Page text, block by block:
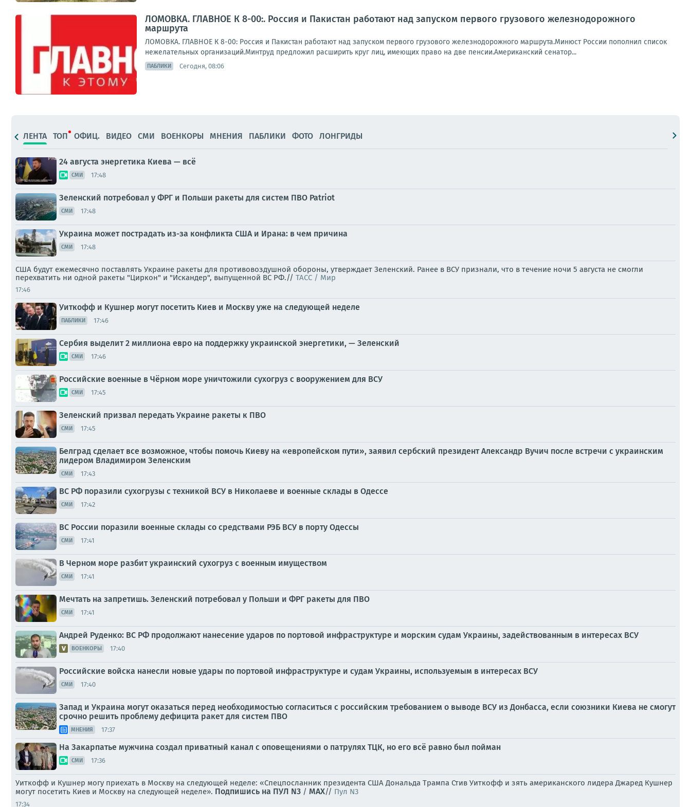
ЛОМОВКА. ГЛАВНОЕ К 8-00:. Россия и Пакистан работают над запуском первого грузового железнодорожного
маршрута
ЛОМОВКА. ГЛАВНОЕ К 8-00: Россия и Пакистан работают над запуском первого грузового железнодорожного маршрута.Минюст России пополнил список
нежелательных организаций.Минтруд предложил расширить круг лиц, имеющих право на две пенсии.Американский сенатор...
ПАБЛИКИ Сегодня, 08:06
ЛЕНТА ТОП ОФИЦ. ВИДЕО СМИ ВОЕНКОРЫ МНЕНИЯ ПАБЛИКИ ФОТО ЛОНГРИДЫ
24 августа энергетика Киева — всё
СМИ 17:48
Зеленский потребовал у ФРГ и Польши ракеты для систем ПВО Patriot
СМИ 17:48
Украина может пострадать из-за конфликта США и Ирана: в чем причина
СМИ 17:48
США будут ежемесячно поставлять Украине ракеты для противовоздушной обороны, утверждает Зеленский. Ранее в ВСУ признали, что в течение ночи 5 августа не смогли
перехватить ни одной ракеты "Циркон" и "Искандер", выпущенной ВС РФ.// ТАСС / Мир
17:46
Уиткофф и Кушнер могут посетить Киев и Москву уже на следующей неделе
ПАБЛИКИ 17:46
Сербия выделит 2 миллиона евро на поддержку украинской энергетики, — Зеленский
СМИ 17:46
Российские военные в Чёрном море уничтожили сухогруз с вооружением для ВСУ
СМИ 17:45
Зеленский призвал передать Украине ракеты к ПВО
СМИ 17:45
Белград сделает все возможное, чтобы помочь Киеву на «европейском пути», заявил сербский президент Александр Вучич после встречи с украинским
лидером Владимиром Зеленским
СМИ 17:43
ВС РФ поразили сухогрузы с техникой ВСУ в Николаеве и военные склады в Одессе
СМИ 17:42
ВС России поразили военные склады со средствами РЭБ ВСУ в порту Одессы
СМИ 17:41
В Черном море разбит украинский сухогруз с военным имуществом
СМИ 17:41
Мечтать на запретишь. Зеленский потребовал у Польши и ФРГ ракеты для ПВО
СМИ 17:41
Андрей Руденко: ВС РФ продолжают нанесение ударов по портовой инфраструктуре и морским судам Украины, задействованным в интересах ВСУ
ВОЕНКОРЫ 17:40
Российские войска нанесли новые удары по портовой инфраструктуре и судам Украины, используемым в интересах ВСУ
СМИ 17:40
Запад и Украина могут оказаться перед необходимостью согласиться с российским требованием о выводе ВСУ из Донбасса, если союзники Киева не смогут
срочно решить проблему дефицита ракет для систем ПВО
МНЕНИЯ 17:37
На Закарпатье мужчина создал приватный канал с оповещениями о патрулях ТЦК, но его всё равно был пойман
СМИ 17:36
Уиткофф и Кушнер могу приехать в Москву на следующей неделе: «Спецпосланник президента США Дональда Трампа Стив Уиткофф и зять американского лидера Джаред Кушнер
могут посетить Киев и Москву на следующей неделе». Подпишись на ПУЛ N3 / MAX// Пул N3
17:34